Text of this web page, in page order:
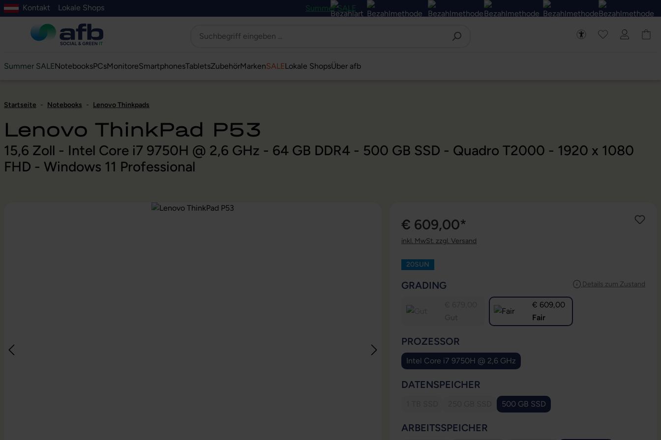
springen
Suche springen
Zur Hauptnavigation springen
Zur Navigation der B2B-Plattform springen
Kontakt Lokale Shops Summer SALE
Summer SALENotebooksPCsMonitoreSmartphonesTabletsZubehörMarkenSALELokale ShopsÜber afb
Startseite - Notebooks - Lenovo Thinkpads
Lenovo ThinkPad P53
15,6 Zoll - Intel Core i7 9750H @ 2,6 GHz - 64 GB DDR4 - 500 GB SSD - Quadro T2000 - 1920 x 1080
FHD - Windows 11 Professional
€ 609,00*
inkl. MwSt. zzgl. Versand
20SUN
Details zum Zustand
GRADING
€ 609,00
Fair
PROZESSOR
Intel Core i7 9750H @ 2,6 GHz
DATENSPEICHER
(Diese Option ist zurzeit nicht verfügbar.)
(Diese Option ist zurzeit nicht verfügbar.)
500 GB SSD
ARBEITSSPEICHER